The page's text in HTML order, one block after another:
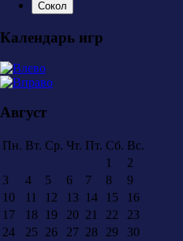
Сокол
Календарь игр
Август
Пн. Вт. Ср. Чт. Пт. Сб. Вс.
1
2
3
4 5 6 7 8
9
10
11 12 13 14 15
16
17
18 19 20 21 22
23
24
25 26 27 28 29
30